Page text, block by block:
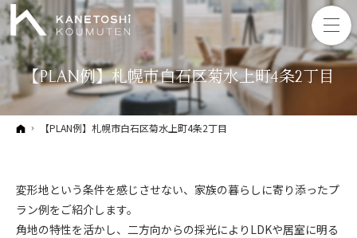
【PLAN例】札幌市白石区菊水上町4条2丁目
ホーム
【PLAN例】札幌市白石区菊水上町4条2丁目
変形地という条件を感じさせない、家族の暮らしに寄り添ったプ
ラン例をご紹介します。
角地の特性を活かし、二方向からの採光によりLDKや居室に明る